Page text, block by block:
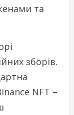
та
зборів.
NFT –